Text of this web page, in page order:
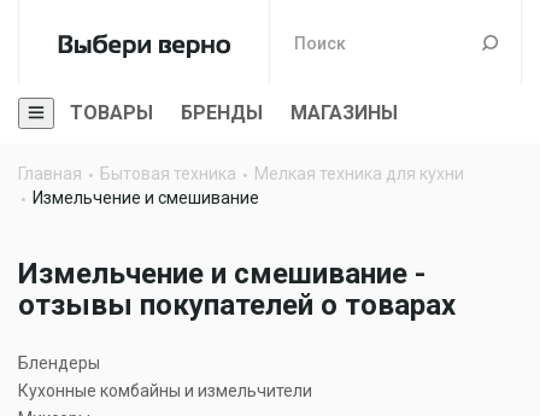
ТОВАРЫ БРЕНДЫ МАГАЗИНЫ
Главная Бытовая техника
Мелкая техника для кухни
Измельчение и смешивание
Измельчение и смешивание -
отзывы покупателей о товарах
Блендеры
Кухонные комбайны и измельчители